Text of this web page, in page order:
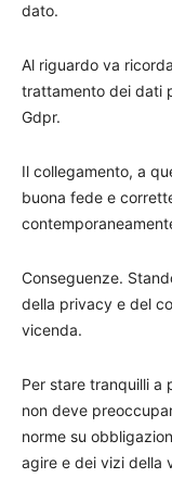
dato.
Al riguardo va
trattamento dei dati
Gdpr.
Il collegamento, a
buona fede e
Conseguenze.
della privacy e del
vicenda.
Per stare tranquilli a
non deve
norme su
agire e dei vizi della